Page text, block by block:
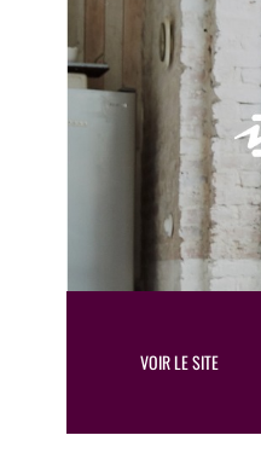
VOIR LE SITE